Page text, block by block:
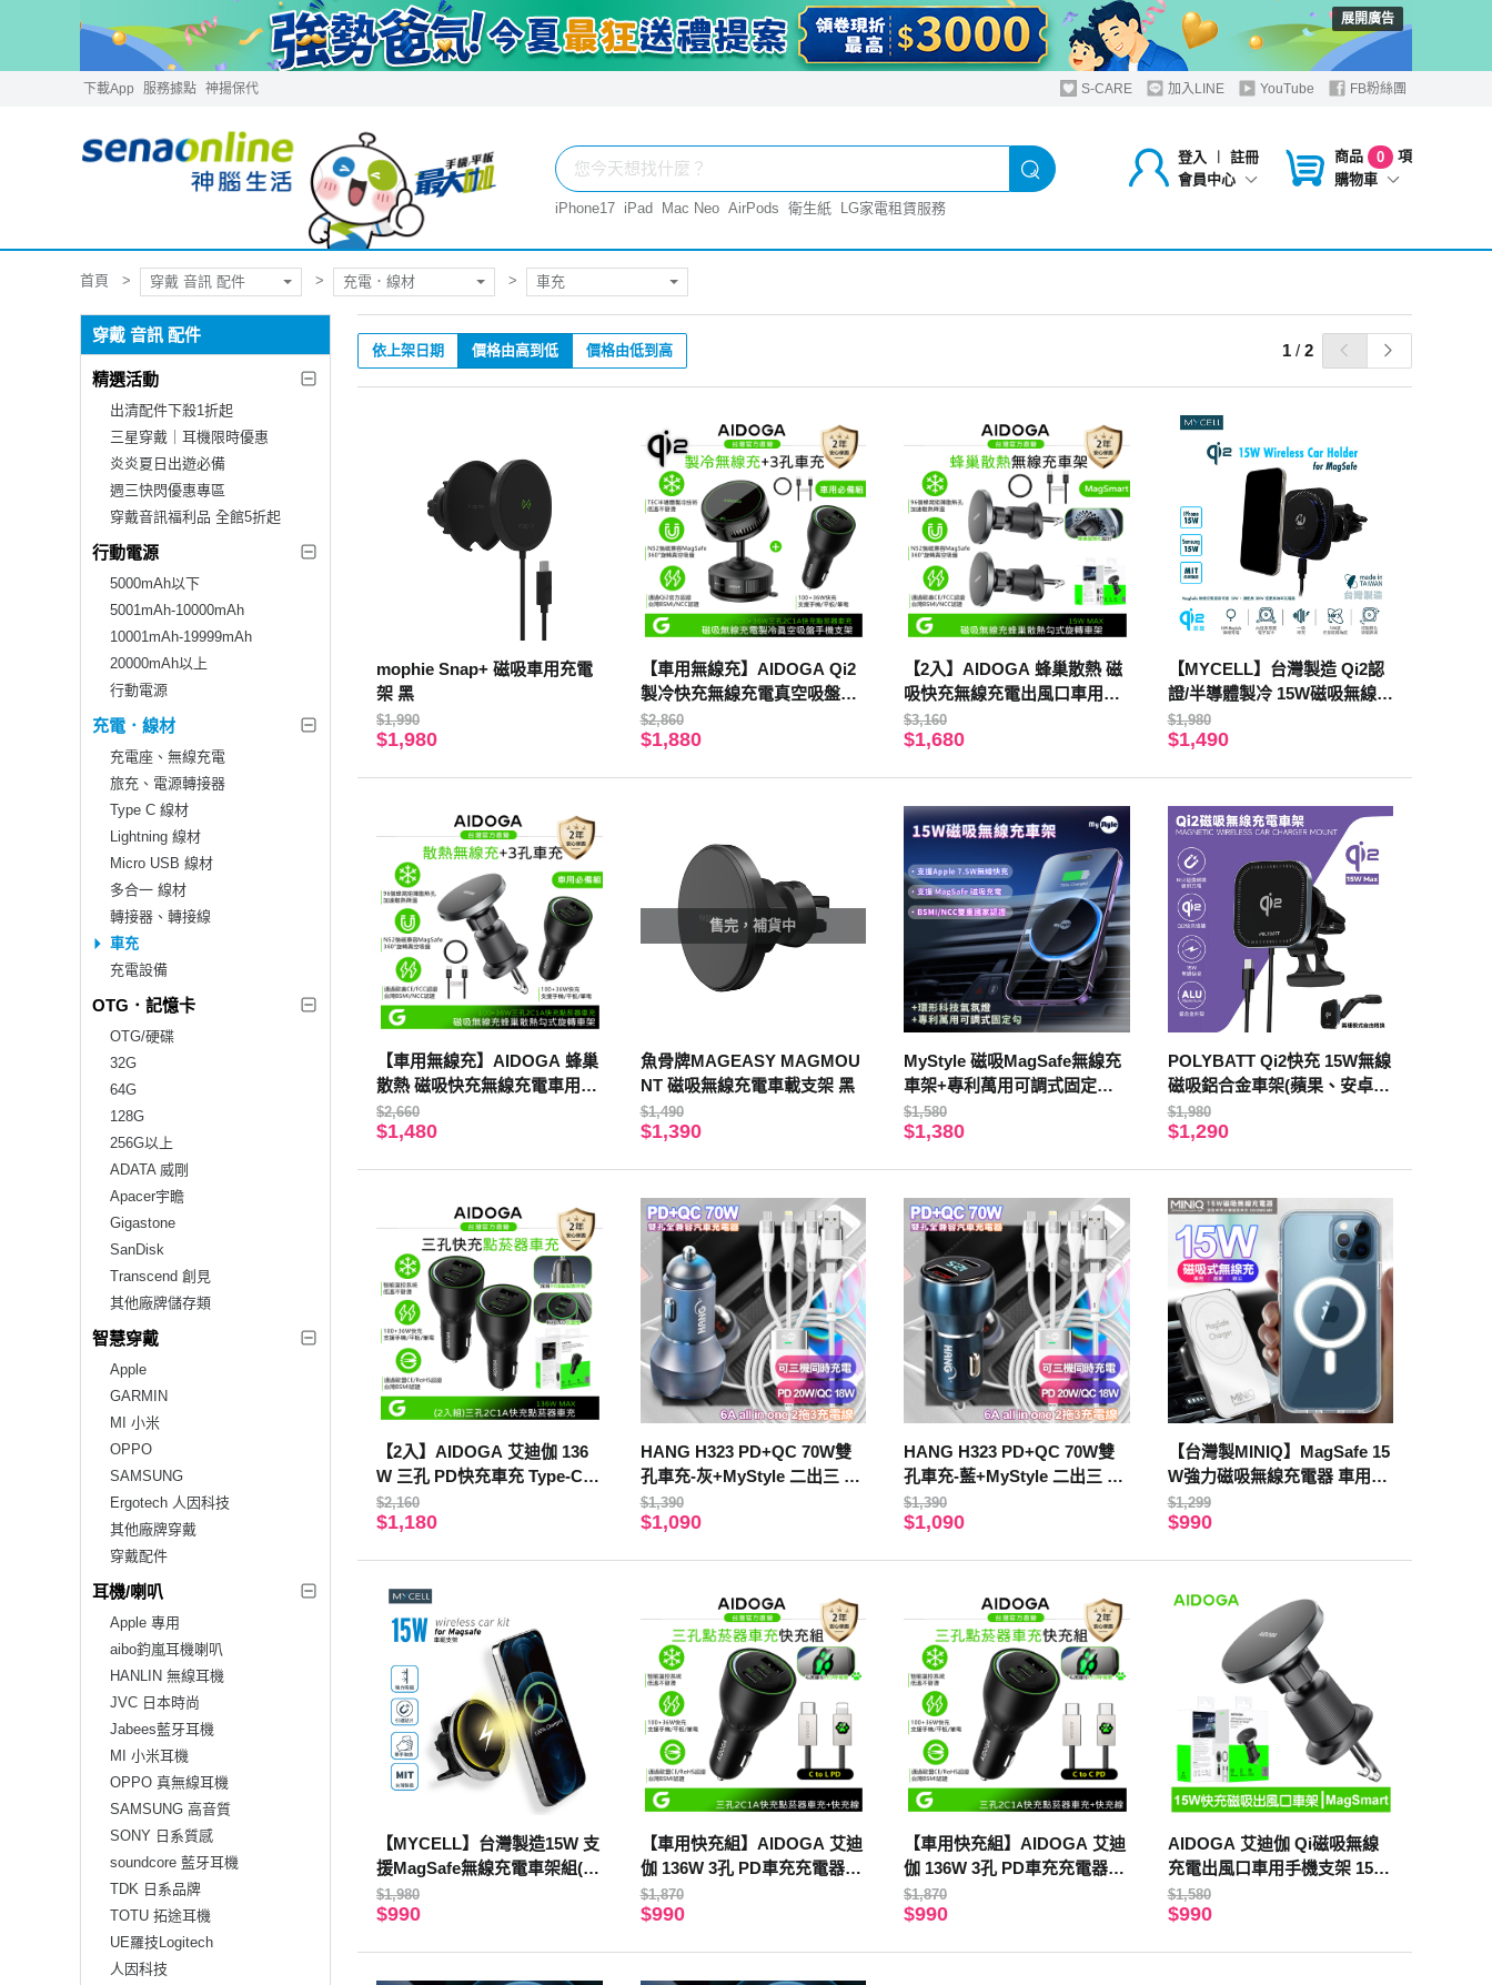
展開廣告
下載App 服務據點 神揚保代 S-CARE 加入LINE YouTube FB粉絲團
登入 ︱
註冊
會員中心
商品 0
項
購物車
iPhone17 iPad Mac Neo AirPods 衛生紙 LG家電租賃服務
首頁 穿戴 音訊 配件 充電．線材 車充
穿戴 音訊 配件
精選活動
出清配件下殺1折起
三星穿戴｜耳機限時優惠
炎炎夏日出遊必備
週三快閃優惠專區
穿戴音訊福利品 全館5折起
行動電源
5000mAh以下
5001mAh-10000mAh
10001mAh-19999mAh
20000mAh以上
行動電源
充電．線材
充電座、無線充電
旅充、電源轉接器
Type C 線材
Lightning 線材
Micro USB 線材
多合一 線材
轉接器、轉接線
車充
充電設備
OTG．記憶卡
OTG/硬碟
32G
64G
128G
256G以上
ADATA 威剛
Apacer宇瞻
Gigastone
SanDisk
Transcend 創見
其他廠牌儲存類
智慧穿戴
Apple
GARMIN
MI 小米
OPPO
SAMSUNG
Ergotech 人因科技
其他廠牌穿戴
穿戴配件
耳機/喇叭
Apple 專用
aibo鈞嵐耳機喇叭
HANLIN 無線耳機
JVC 日本時尚
Jabees藍牙耳機
MI 小米耳機
OPPO 真無線耳機
SAMSUNG 高音質
SONY 日系質感
soundcore 藍牙耳機
TDK 日系品牌
TOTU 拓途耳機
UE羅技Logitech
人因科技
依上架日期 價格由高到低 價格由低到高 1 / 2
mophie Snap+ 磁吸車用充電
架 黑
$1,990
$1,980
【車用無線充】AIDOGA Qi2
製冷快充無線充電真空吸盤旋
轉手機支架+3孔 PD點菸器車
充
$2,860
$1,880
【2入】AIDOGA 蜂巢散熱 磁
吸快充無線充電出風口車用手
機支架 15W MagSmart系列 1
M MagSafe
$3,160
$1,680
【MYCELL】台灣製造 Qi2認
證/半導體製冷 15W磁吸無線車
架充電組
$1,980
$1,490
【車用無線充】AIDOGA 蜂巢
散熱 磁吸快充無線充電車用出
風口手機支架+3孔 136W PD
車用充電器 MagSafe
$2,660
$1,480
售完，補貨中
魚骨牌MAGEASY MAGMOU
NT 磁吸無線充電車載支架 黑
$1,490
$1,390
MyStyle 磁吸MagSafe無線充
車架+專利萬用可調式固定勾
+環形科技氣氛燈
$1,580
$1,380
POLYBATT Qi2快充 15W無線
磁吸鋁合金車架(蘋果、安卓通
用款)
$1,980
$1,290
【2入】AIDOGA 艾迪伽 136
W 三孔 PD快充車充 Type-C+
USB-A 點菸器車用充電器 LE
D FastPulse
$2,160
$1,180
HANG H323 PD+QC 70W雙
孔車充-灰+MyStyle 二出三 6
用型快充線-白
$1,390
$1,090
HANG H323 PD+QC 70W雙
孔車充-藍+MyStyle 二出三 6
用型快充線-白
$1,390
$1,090
【台灣製MINIQ】MagSafe 15
W強力磁吸無線充電器 車用與
居家兩用款(附車用磁吸夾)-白
$1,299
$990
【MYCELL】台灣製造15W 支
援MagSafe無線充電車架組(內
附手機引磁貼片)
$1,980
$990
【車用快充組】AIDOGA 艾迪
伽 136W 3孔 PD車充充電器點
菸器+C TO L PD充電傳輸線
毛孩 LED
$1,870
$990
【車用快充組】AIDOGA 艾迪
伽 136W 3孔 PD車充充電器點
菸器+C TO C PD充電傳輸線
毛孩 LED
$1,870
$990
AIDOGA 艾迪伽 Qi磁吸無線
充電出風口車用手機支架 15W
快充 MagSmart系列 1M 兼容
MagSafe
$1,580
$990